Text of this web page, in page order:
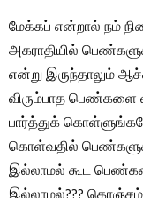
மேக்கப் என்றால் நம்
அகராதியில்
என்று இருந்தாலும்
விரும்பாத பெண்களை
பார்த்துக்
கொள்வதில்
இல்லாமல் கூட